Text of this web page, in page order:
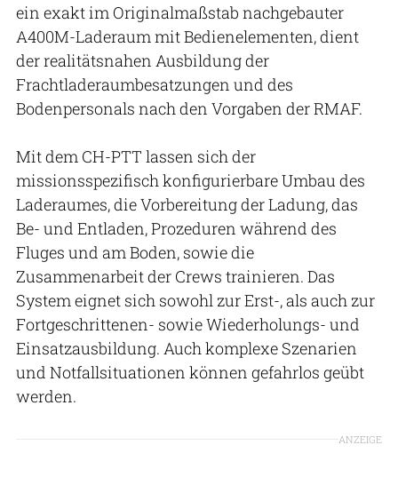
ein exakt im Originalmaßstab nachgebauter
A400M-Laderaum mit Bedienelementen, dient
der realitätsnahen Ausbildung der
Frachtladeraumbesatzungen und des
Bodenpersonals nach den Vorgaben der RMAF.
Mit dem CH-PTT lassen sich der
missionsspezifisch konfigurierbare Umbau des
Laderaumes, die Vorbereitung der Ladung, das
Be- und Entladen, Prozeduren während des
Fluges und am Boden, sowie die
Zusammenarbeit der Crews trainieren. Das
System eignet sich sowohl zur Erst-, als auch zur
Fortgeschrittenen- sowie Wiederholungs- und
Einsatzausbildung. Auch komplexe Szenarien
und Notfallsituationen können gefahrlos geübt
werden.
ANZEIGE